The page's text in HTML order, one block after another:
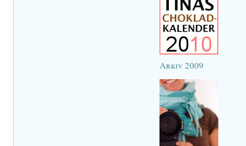
Arkiv 2009